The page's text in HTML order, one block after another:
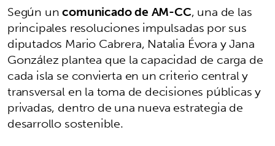
Según uncomunicado de AM-CC, una de las
principales resoluciones impulsadas por sus
diputados Mario Cabrera, Natalia Évora y Jana
González plantea que la capacidad de carga de
cada isla se convierta en un criterio central y
transversal en la toma de decisiones públicas y
privadas, dentro de una nueva estrategia de
desarrollo sostenible.